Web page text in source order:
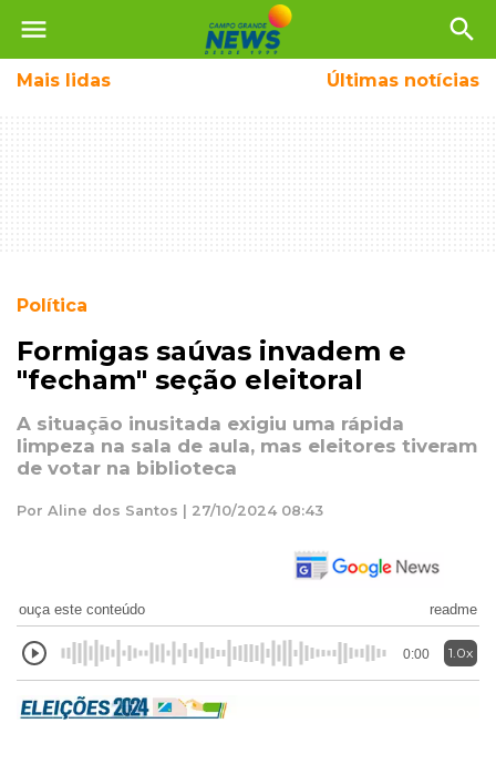
menu search
Mais lidas Últimas notícias
Política
Formigas saúvas invadem e
"fecham" seção eleitoral
A situação inusitada exigiu uma rápida
limpeza na sala de aula, mas eleitores tiveram
de votar na biblioteca
Por Aline dos Santos | 27/10/2024 08:43
ouça este conteúdo readme
0:00 1.0x